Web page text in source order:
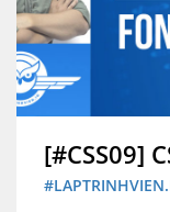
[#CSS09]